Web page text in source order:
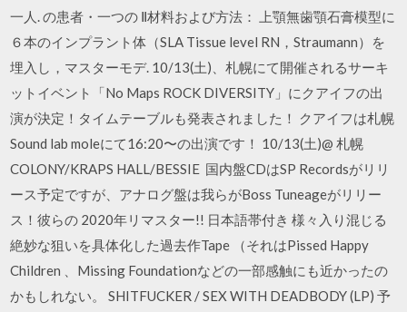
一人. の患者・一つの Ⅱ材料および方法： 上顎無歯顎石膏模型に
６本のインプラント体（SLA Tissue level RN，Straumann）を
埋入し，マスターモデ. 10/13(土)、札幌にて開催されるサーキ
ットイベント「No Maps ROCK DIVERSITY」にクアイフの出
演が決定！タイムテーブルも発表されました！ クアイフは札幌
Sound lab moleにて16:20〜の出演です！ 10/13(土)@ 札幌
COLONY/KRAPS HALL/BESSIE 国内盤CDはSP Recordsがリリ
ース予定ですが、アナログ盤は我らがBoss Tuneageがリリー
ス！彼らの 2020年リマスター!! 日本語帯付き 様々入り混じる
絶妙な狙いを具体化した過去作Tape （それはPissed Happy
Children 、Missing Foundationなどの一部感触にも近かったの
かもしれない。 SHITFUCKER / SEX WITH DEADBODY (LP) 予